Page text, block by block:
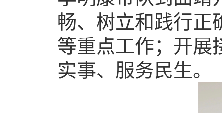
畅、树立和践行正
等重点工作；开展
实事、服务民生。